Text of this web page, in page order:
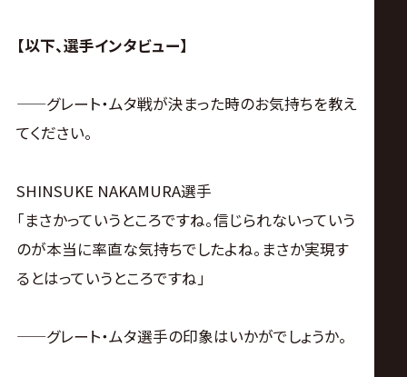
サ
イ
【以下、選手インタビュー】
——グレート・ムタ戦が決まった時のお気持ちを教え
てください。
SHINSUKE NAKAMURA選手
「まさかっていうところですね。信じられないっていう
のが本当に率直な気持ちでしたよね。まさか実現す
るとはっていうところですね」
——グレート・ムタ選手の印象はいかがでしょうか。